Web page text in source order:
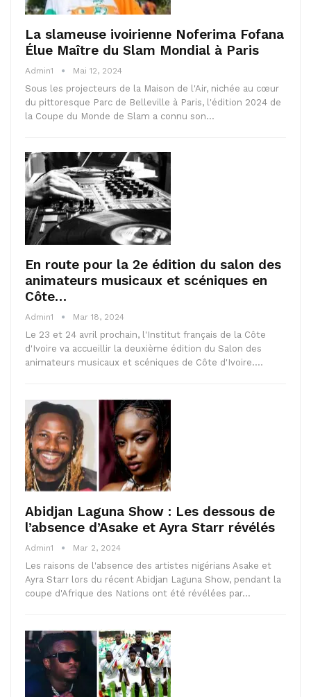
La slameuse ivoirienne Noferima Fofana
Élue Maître du Slam Mondial à Paris
Admin1 Mai 12, 2024
Sous les projecteurs de la Maison de l'Air, nichée au cœur
du pittoresque Parc de Belleville à Paris, l'édition 2024 de
la Coupe du Monde de Slam a connu son…
En route pour la 2e édition du salon des
animateurs musicaux et scéniques en
Côte…
Admin1 Mar 18, 2024
Le 23 et 24 avril prochain, l'Institut français de la Côte
d'Ivoire va accueillir la deuxième édition du Salon des
animateurs musicaux et scéniques de Côte d'Ivoire.…
Abidjan Laguna Show : Les dessous de
l’absence d’Asake et Ayra Starr révélés
Admin1 Mar 2, 2024
Les raisons de l'absence des artistes nigérians Asake et
Ayra Starr lors du récent Abidjan Laguna Show, pendant la
coupe d'Afrique des Nations ont été révélées par…